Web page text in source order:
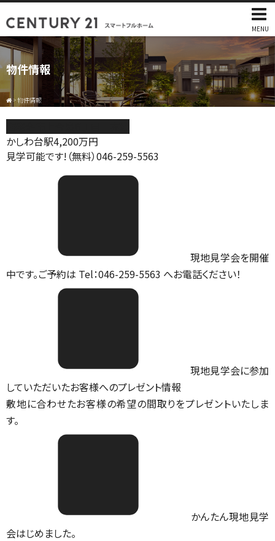
MENU
物件情報
>物件情報
かしわ台駅4,200万円
見学可能です!（無料）046-259-5563
現地見学会を開催
中です。ご予約は Tel：046-259-5563 へお電話ください！
現地見学会に参加
していただいたお客様へのプレゼント情報
敷地に合わせたお客様の希望の間取りをプレゼントいたしま
す。
かんたん現地見学
会はじめました。